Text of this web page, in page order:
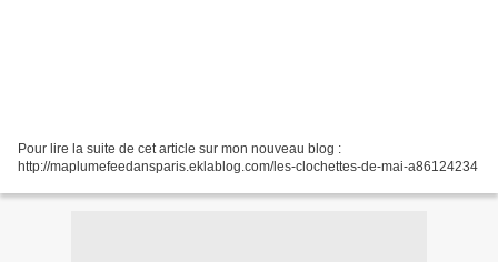
Pour lire la suite de cet article sur mon nouveau blog :
http://maplumefeedansparis.eklablog.com/les-clochettes-de-mai-a86124234